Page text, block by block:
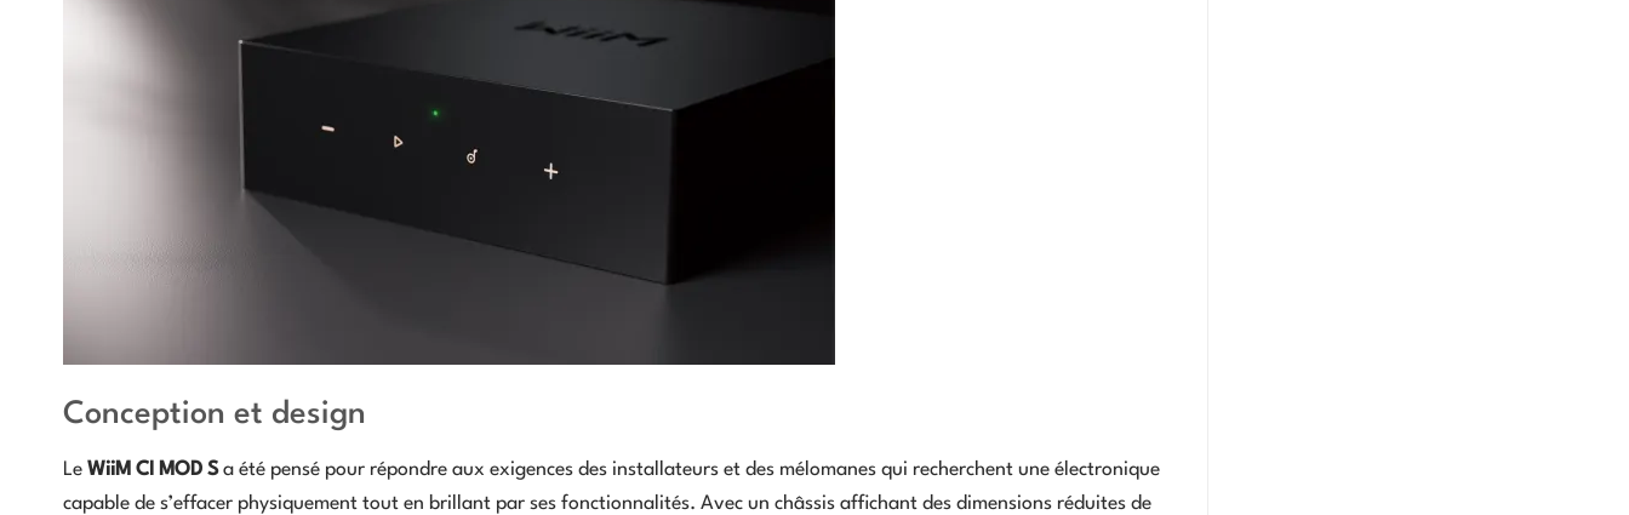
Conception et design
Le WiiM CI MOD Sa été pensé pour répondre aux exigences des installateurs et des mélomanes qui recherchent une électronique
capable de s’effacer physiquement tout en brillant par ses fonctionnalités. Avec un châssis affichant des dimensions réduites de